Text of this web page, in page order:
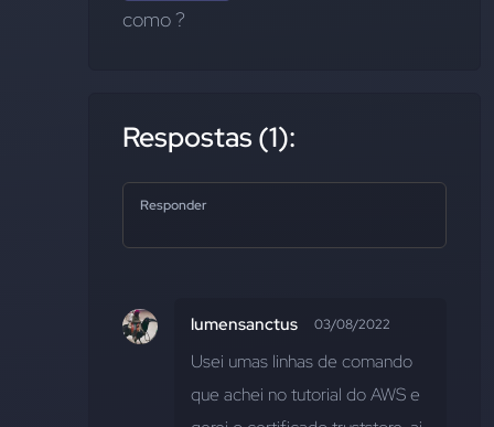
como ?
Respostas (1):
Responder
lumensanctus 03/08/2022
Usei umas linhas de comando
que achei no tutorial do AWS e